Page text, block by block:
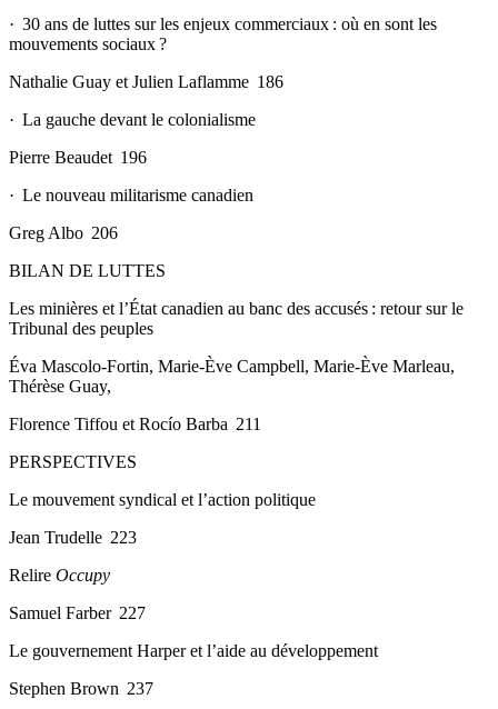
· 30 ans de luttes sur les enjeux commerciaux : où en sont les
mouvements sociaux ?
Nathalie Guay et Julien Laflamme 186
· La gauche devant le colonialisme
Pierre Beaudet 196
· Le nouveau militarisme canadien
Greg Albo 206
BILAN DE LUTTES
Les minières et l’État canadien au banc des accusés : retour sur le
Tribunal des peuples
Éva Mascolo-Fortin, Marie-Ève Campbell, Marie-Ève Marleau,
Thérèse Guay,
Florence Tiffou et Rocío Barba 211
PERSPECTIVES
Le mouvement syndical et l’action politique
Jean Trudelle 223
Relire Occupy
Samuel Farber 227
Le gouvernement Harper et l’aide au développement
Stephen Brown 237